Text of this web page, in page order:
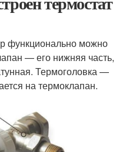
функционально можно
— его нижняя часть,
Термоголовка —
на термоклапан.